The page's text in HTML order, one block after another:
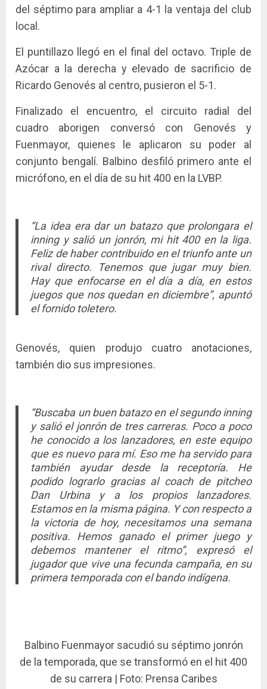
del séptimo para ampliar a 4-1 la ventaja del club
local.
El puntillazo llegó en el final del octavo. Triple de
Azócar a la derecha y elevado de sacrificio de
Ricardo Genovés al centro, pusieron el 5-1.
Finalizado el encuentro, el circuito radial del
cuadro aborigen conversó con Genovés y
Fuenmayor, quienes le aplicaron su poder al
conjunto bengalí. Balbino desfiló primero ante el
micrófono, en el día de su hit 400 en la LVBP.
“La idea era dar un batazo que prolongara el
inning y salió un jonrón, mi hit 400 en la liga.
Feliz de haber contribuido en el triunfo ante un
rival directo. Tenemos que jugar muy bien.
Hay que enfocarse en el día a día, en estos
juegos que nos quedan en diciembre”, apuntó
el fornido toletero.
Genovés, quien produjo cuatro anotaciones,
también dio sus impresiones.
“Buscaba un buen batazo en el segundo inning
y salió el jonrón de tres carreras. Poco a poco
he conocido a los lanzadores, en este equipo
que es nuevo para mí. Eso me ha servido para
también ayudar desde la receptoría. He
podido lograrlo gracias al coach de pitcheo
Dan Urbina y a los propios lanzadores.
Estamos en la misma página. Y con respecto a
la victoria de hoy, necesitamos una semana
positiva. Hemos ganado el primer juego y
debemos mantener el ritmo”, expresó el
jugador que vive una fecunda campaña, en su
primera temporada con el bando indígena.
Balbino Fuenmayor sacudió su séptimo jonrón
de la temporada, que se transformó en el hit 400
de su carrera | Foto: Prensa Caribes